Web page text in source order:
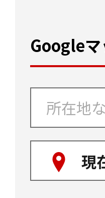
Google
現